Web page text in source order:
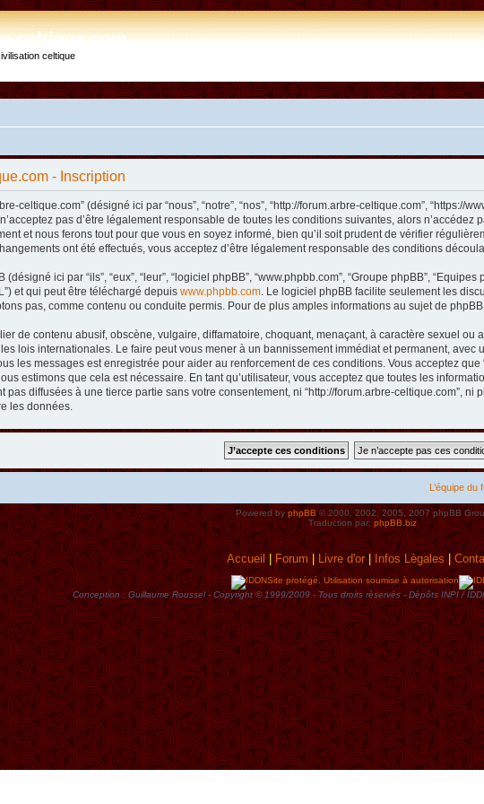
celtique.com
celtique
- Inscription
celtique.com” (désigné ici par “nous”, “notre”, “nos”, “http://forum.arbre-celtique.com”,
pas d’être légalement responsable de toutes les conditions suivantes, alors n’accédez
et nous ferons tout pour que vous en soyez informé, bien qu’il soit prudent de vérifier
ont été effectués, vous acceptez d’être légalement responsable des conditions
ici par “ils”, “eux”, “leur”, “logiciel phpBB”, “www.phpbb.com”, “Groupe phpBB”,
et qui peut être téléchargé depuis www.phpbb.com . Le logiciel phpBB facilite seulement les
pas, comme contenu ou conduite permis. Pour de plus amples informations au sujet de
de contenu abusif, obscène, vulgaire, diffamatoire, choquant, menaçant, à caractère sexuel ou
lois internationales. Le faire peut vous mener à un bannissement immédiat et permanent,
les messages est enregistrée pour aider au renforcement de ces conditions. Vous acceptez
estimons que cela est nécessaire. En tant qu’utilisateur, vous acceptez que toutes les
pas diffusées à une tierce partie sans votre consentement, ni “http://forum.arbre-celtique.com”,
les données.
L’équipe du
Powered byphpBB© 2000, 2002, 2005, 2007 phpBB
Traduction par: phpBB.biz
Accueil|Forum|Livre d'or| Infos Lègales|
Site protégé. Utilisation soumise à autorisation
Conception : Guillaume Roussel - Copyright © 1999/2009 - Tous droits rèservès - Dèpôts INPI /